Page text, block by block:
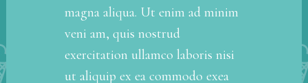
magna aliqua. Ut enim ad minim
veni am, quis nostrud
exercitation ullamco laboris nisi
ut aliquip ex ea commodo exea